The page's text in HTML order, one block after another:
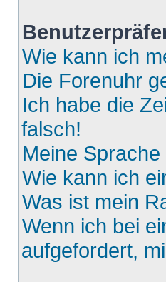
Wie kann ich
Die Forenuhr
Ich habe die
falsch!
Meine
Wie kann ich
Was ist mein
Wenn ich bei
aufgefordert,